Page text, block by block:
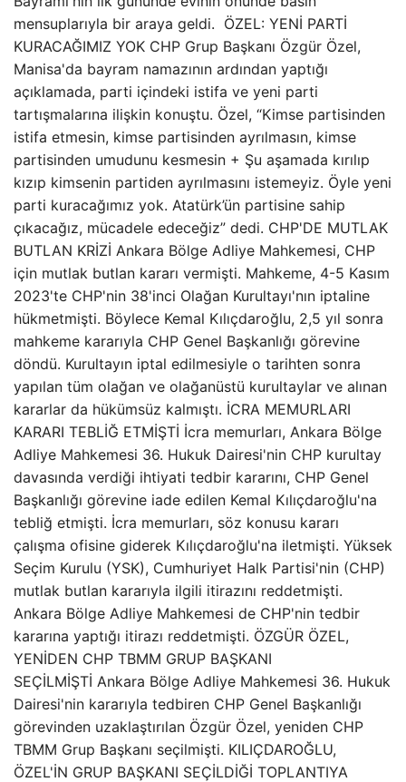
mensuplarıyla bir araya geldi. ÖZEL: YENİ PARTİ
KURACAĞIMIZ YOK CHP Grup Başkanı Özgür Özel,
Manisa'da bayram namazının ardından yaptığı
açıklamada, parti içindeki istifa ve yeni parti
tartışmalarına ilişkin konuştu. Özel, “Kimse partisinden
istifa etmesin, kimse partisinden ayrılmasın, kimse
partisinden umudunu kesmesin + Şu aşamada kırılıp
kızıp kimsenin partiden ayrılmasını istemeyiz. Öyle yeni
parti kuracağımız yok. Atatürk’ün partisine sahip
çıkacağız, mücadele edeceğiz” dedi. CHP'DE MUTLAK
BUTLAN KRİZİ Ankara Bölge Adliye Mahkemesi, CHP
için mutlak butlan kararı vermişti. Mahkeme, 4-5 Kasım
2023'te CHP'nin 38'inci Olağan Kurultayı'nın iptaline
hükmetmişti. Böylece Kemal Kılıçdaroğlu, 2,5 yıl sonra
mahkeme kararıyla CHP Genel Başkanlığı görevine
döndü. Kurultayın iptal edilmesiyle o tarihten sonra
yapılan tüm olağan ve olağanüstü kurultaylar ve alınan
kararlar da hükümsüz kalmıştı. İCRA MEMURLARI
KARARI TEBLİĞ ETMİŞTİ İcra memurları, Ankara Bölge
Adliye Mahkemesi 36. Hukuk Dairesi'nin CHP kurultay
davasında verdiği ihtiyati tedbir kararını, CHP Genel
Başkanlığı görevine iade edilen Kemal Kılıçdaroğlu'na
tebliğ etmişti. İcra memurları, söz konusu kararı
çalışma ofisine giderek Kılıçdaroğlu'na iletmişti. Yüksek
Seçim Kurulu (YSK), Cumhuriyet Halk Partisi'nin (CHP)
mutlak butlan kararıyla ilgili itirazını reddetmişti.
Ankara Bölge Adliye Mahkemesi de CHP'nin tedbir
kararına yaptığı itirazı reddetmişti. ÖZGÜR ÖZEL,
YENİDEN CHP TBMM GRUP BAŞKANI
SEÇİLMİŞTİ Ankara Bölge Adliye Mahkemesi 36. Hukuk
Dairesi'nin kararıyla tedbiren CHP Genel Başkanlığı
görevinden uzaklaştırılan Özgür Özel, yeniden CHP
TBMM Grup Başkanı seçilmişti. KILIÇDAROĞLU,
ÖZEL'İN GRUP BAŞKANI SEÇİLDİĞİ TOPLANTIYA